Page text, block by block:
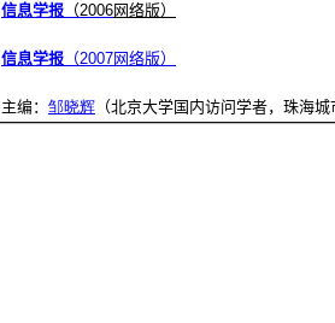
信息学报 （2006网络版）
信息学报 （2007网络版）
主编： 邹晓辉 （北京大学国内访问学者，珠海